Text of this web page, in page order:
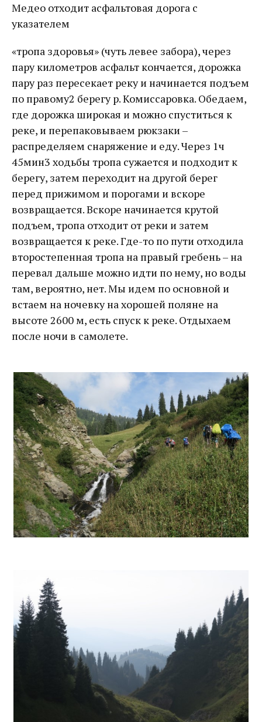
Медео отходит асфальтовая дорога с
указателем
«тропа здоровья» (чуть левее забора), через
пару километров асфальт кончается, дорожка
пару раз пересекает реку и начинается подъем
по правому2 берегу р. Комиссаровка. Обедаем,
где дорожка широкая и можно спуститься к
реке, и перепаковываем рюкзаки –
распределяем снаряжение и еду. Через 1ч
45мин3 ходьбы тропа сужается и подходит к
берегу, затем переходит на другой берег
перед прижимом и порогами и вскоре
возвращается. Вскоре начинается крутой
подъем, тропа отходит от реки и затем
возвращается к реке. Где-то по пути отходила
второстепенная тропа на правый гребень – на
перевал дальше можно идти по нему, но воды
там, вероятно, нет. Мы идем по основной и
встаем на ночевку на хорошей поляне на
высоте 2600 м, есть спуск к реке. Отдыхаем
после ночи в самолете.